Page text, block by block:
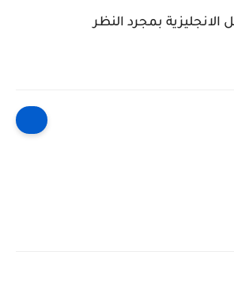
الانجليزية بمجرد النظر